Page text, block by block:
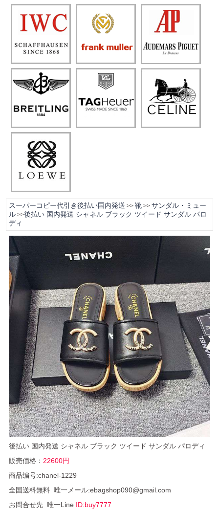
スーパーコピー代引き後払い国内発送 >> 靴>> サンダル・ミュー
ル>>後払い 国内発送 シャネル ブラック ツイード サンダル パロ
ディ
後払い 国内発送 シャネル ブラック ツイード サンダル パロディ
販売価格： 22600円
商品编号:chanel-1229
全国送料無料 唯一メール:ebagshop090@gmail.com
お問合せ先 唯一Line ID:buy7777